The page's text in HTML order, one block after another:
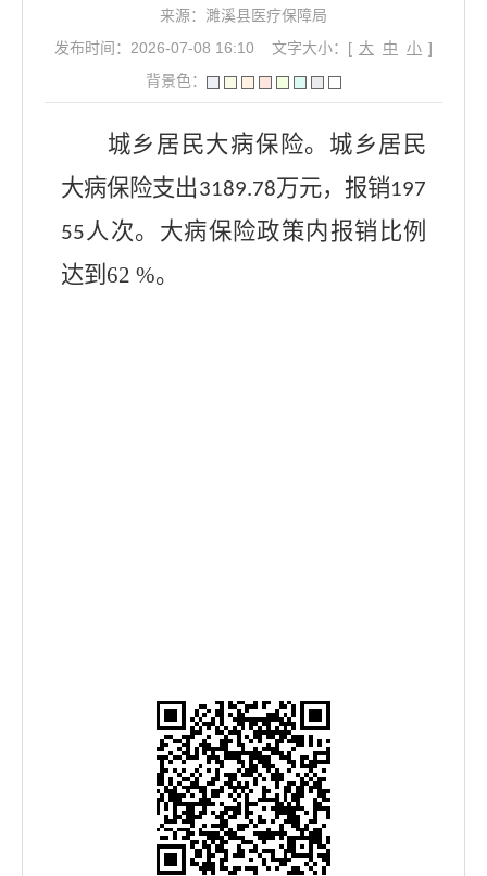
来源：濉溪县医疗保障局
发布时间：2026-07-08 16:10
文字大小：[ 大 中 小 ]
背景色：
城乡居民大病保险。 城乡居民
大病保险支出3189.78万元，报销197
55人次。 大病保险政策内报销比例
达到 62 %。